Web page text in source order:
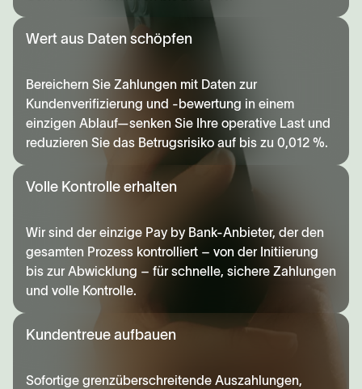
Wert aus Daten schöpfen
Bereichern Sie Zahlungen mit Daten zur
Kundenverifizierung und -bewertung in einem
einzigen Ablauf—senken Sie Ihre operative Last und
reduzieren Sie das Betrugsrisiko auf bis zu 0,012 %.
Volle Kontrolle erhalten
Wir sind der einzige Pay by Bank-Anbieter, der den
gesamten Prozess kontrolliert – von der Initiierung
bis zur Abwicklung – für schnelle, sichere Zahlungen
und volle Kontrolle.
Kundentreue aufbauen
Sofortige grenzüberschreitende Auszahlungen,